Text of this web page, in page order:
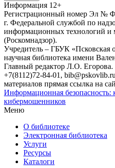
Информация 12+
Регистрационный номер Эл №
г. Федеральной службой по
информационных технологий и
(Роскомнадзор).
Учредитель – ГБУК «Псковская
научная библиотека имени
Главный редактор Л.О. Егорова.
+7(8112)72-84-01, bib@pskovlib.ru
материалов прямая ссылка на
Информационная безопасность:
кибермошенников
Меню
О библиотеке
Электронная библиотека
Услуги
Ресурсы
Каталоги